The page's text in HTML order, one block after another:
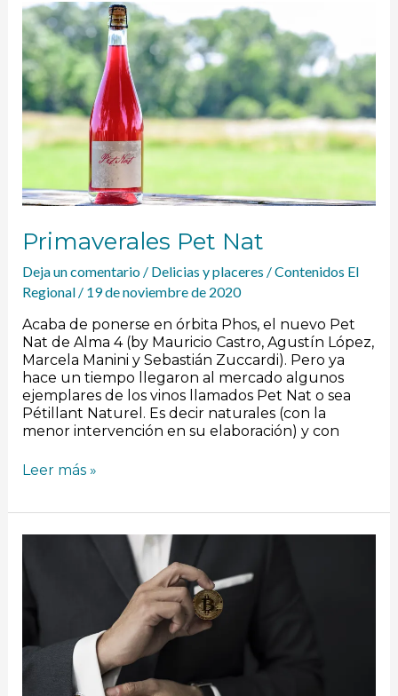
Primaverales Pet Nat
Deja un comentario / Delicias y placeres /Contenidos El
Regional / 19 de noviembre de 2020
Acaba de ponerse en órbita Phos, el nuevo Pet
Nat de Alma 4 (by Mauricio Castro, Agustín López,
Marcela Manini y Sebastián Zuccardi). Pero ya
hace un tiempo llegaron al mercado algunos
ejemplares de los vinos llamados Pet Nat o sea
Pétillant Naturel. Es decir naturales (con la
menor intervención en su elaboración) y con
Primaverales
Pet
Nat
Leer más »
el
estafas
y
millones